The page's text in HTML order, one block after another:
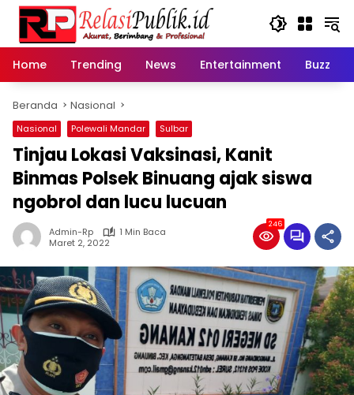
Langsung
konten
Home
Trending News Entertainment Buzz
Beranda Nasional
Nasional Polewali Mandar Sulbar
Tinjau Lokasi Vaksinasi, Kanit
Binmas Polsek Binuang ajak siswa
ngobrol dan lucu lucuan
Admin-Rp
1 Min Baca
Maret 2, 2022
246